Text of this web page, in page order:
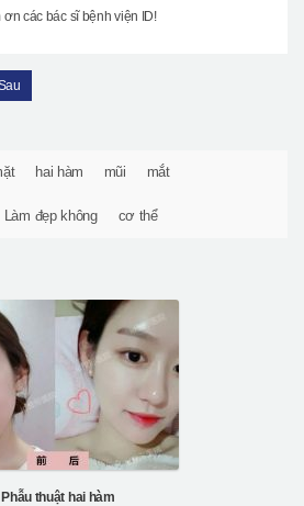
ơn các bác sĩ bệnh viện ID!
hai hàm mũi mắt
Làm đẹp không cơ thể
Phẫu thuật hai hàm